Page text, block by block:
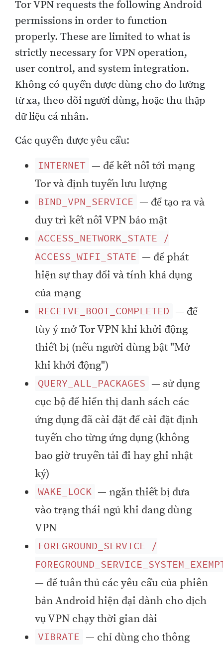
Tor VPN requests the following Android
permissions in order to function
properly. These are limited to what is
strictly necessary for VPN operation,
user control, and system integration.
Không có quyền được dùng cho đo lường
từ xa, theo dõi người dùng, hoặc thu thập
dữ liệu cá nhân.
Các quyền được yêu cầu:
INTERNET — để kết nối tới mạng
Tor và định tuyến lưu lượng
BIND_VPN_SERVICE — để tạo ra và
duy trì kết nối VPN bảo mật
ACCESS_NETWORK_STATE /
ACCESS_WIFI_STATE — để phát
hiện sự thay đổi và tính khả dụng
của mạng
RECEIVE_BOOT_COMPLETED — để
tùy ý mở Tor VPN khi khởi động
thiết bị (nếu người dùng bật "Mở
khi khởi động")
QUERY_ALL_PACKAGES — sử dụng
cục bộ để hiển thị danh sách các
ứng dụng đã cài đặt để cài đặt định
tuyến cho từng ứng dụng (không
bao giờ truyền tải đi hay ghi nhật
ký)
WAKE_LOCK — ngăn thiết bị đưa
vào trạng thái ngủ khi đang dùng
VPN
FOREGROUND_SERVICE /
— để tuân thủ các yêu cầu của phiên
bản Android hiện đại dành cho dịch
vụ VPN chạy thời gian dài
VIBRATE — chỉ dùng cho thông